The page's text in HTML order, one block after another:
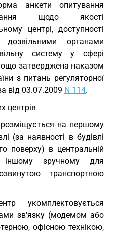
анкети опитування
щодо якості
центрі, доступності
дозвільними органами
систему у сфері
затверджена наказом
з питань регуляторної
від 03.07.2009 N 114.
центрів
на першому
(за наявності в будівлі
поверху) в центральній
зручному для
транспортною
укомплектовується
зв'язку (модемом або
офісною технікою,